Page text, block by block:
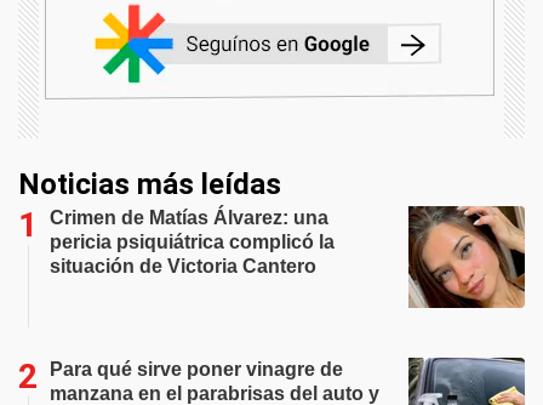
Noticias más leídas
Crimen de Matías Álvarez: una
pericia psiquiátrica complicó la
situación de Victoria Cantero
Para qué sirve poner vinagre de
manzana en el parabrisas del auto y